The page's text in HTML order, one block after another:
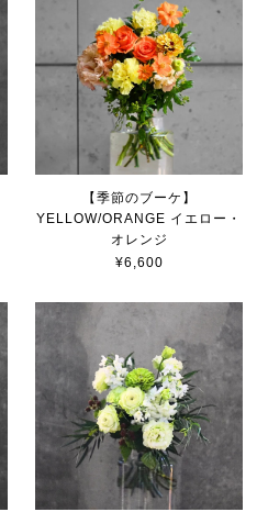
【季節のブーケ】
YELLOW/ORANGE イエロー・
オレンジ
¥6,600